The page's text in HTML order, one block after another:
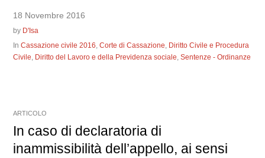
18 Novembre 2016
by D'Isa
InCassazione civile 2016,Corte di Cassazione, Diritto Civile e Procedura
Civile, Diritto del Lavoro e della Previdenza sociale,Sentenze - Ordinanze
ARTICOLO
In caso di declaratoria di
inammissibilità dell’appello, ai sensi